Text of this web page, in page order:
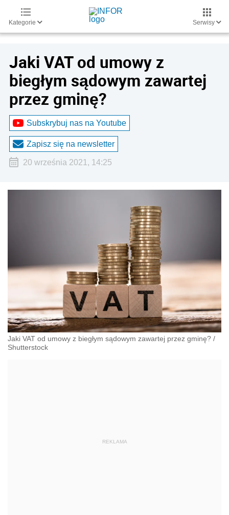
Kategorie Serwisy
Jaki VAT od umowy z
biegłym sądowym zawartej
przez gminę?
Subskrybuj nas na Youtube
Zapisz się na newsletter
20 września 2021, 14:25
Jaki VAT od umowy z biegłym sądowym zawartej przez gminę? /
Shutterstock